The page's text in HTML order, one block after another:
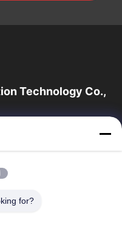
Technology Co.,
en exporteur van
wij een volledige lijn van
for?